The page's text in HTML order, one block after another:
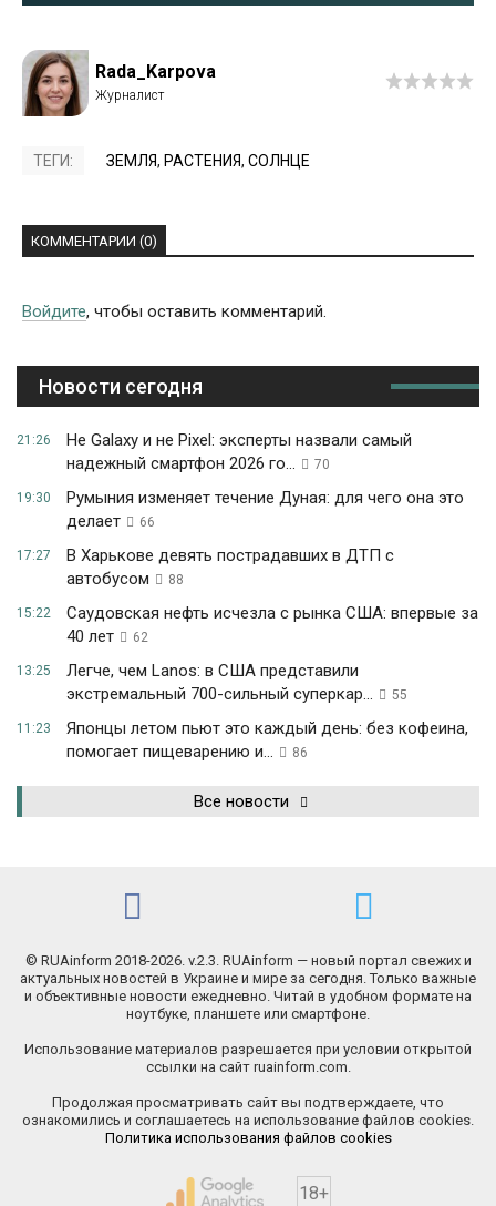
Rada_Karpova
ТЕГИ: ЗЕМЛЯ, РАСТЕНИЯ, СОЛНЦЕ
КОММЕНТАРИИ (0)
Войдите, чтобы оставить комментарий.
Новости сегодня
21:26
Не Galaxy и не Pixel: эксперты назвали самый
надежный смартфон 2026 го...
70
19:30
Румыния изменяет течение Дуная: для чего она это
делает
66
17:27
В Харькове девять пострадавших в ДТП с
автобусом
88
15:22
Саудовская нефть исчезла с рынка США: впервые за
40 лет
62
13:25
Легче, чем Lanos: в США представили
экстремальный 700-сильный суперкар...
55
11:23
Японцы летом пьют это каждый день: без кофеина,
помогает пищеварению и...
86
Все новости
© RUAinform 2018-2026. v.2.3. RUAinform — новый портал свежих и
актуальных новостей в Украине и мире за сегодня. Только важные
и объективные новости ежедневно. Читай в удобном формате на
ноутбуке, планшете или смартфоне.
Использование материалов разрешается при условии открытой
ссылки на сайт ruainform.com.
Продолжая просматривать сайт вы подтверждаете, что
ознакомились и соглашаетесь на использование файлов cookies.
Политика использования файлов cookies
18+